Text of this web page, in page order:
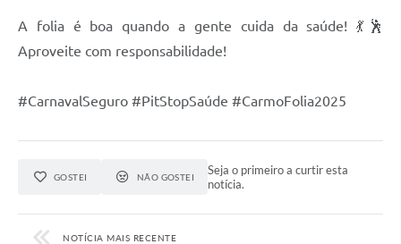
A folia é boa quando a gente cuida da saúde! 💃🕺
Aproveite com responsabilidade!
#CarnavalSeguro #PitStopSaúde #CarmoFolia2025
GOSTEI NÃO GOSTEI
Seja o primeiro a curtir esta
notícia.
NOTÍCIA MAIS RECENTE